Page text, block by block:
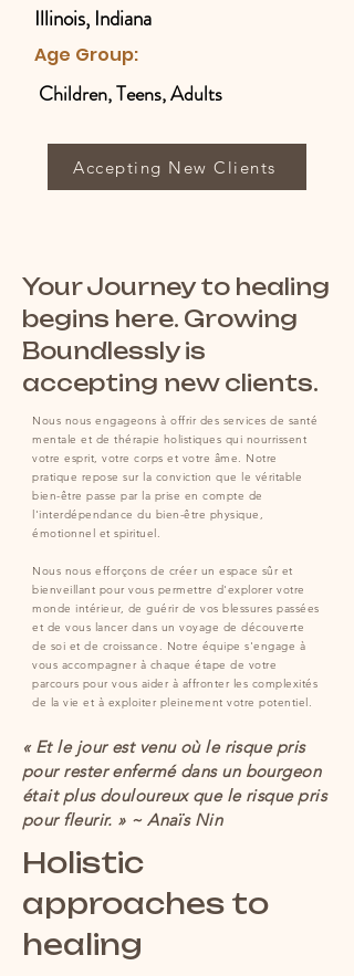
Illinois, Indiana
Age Group:
Children, Teens, Adults
Accepting New Clients
Your Journey to healing
begins here. Growing
Boundlessly is
accepting new clients.
Nous nous engageons à offrir des services de santé
mentale et de thérapie holistiques qui nourrissent
votre esprit, votre corps et votre âme. Notre
pratique repose sur la conviction que le véritable
bien-être passe par la prise en compte de
l'interdépendance du bien-être physique,
émotionnel et spirituel.
Nous nous efforçons de créer un espace sûr et
bienveillant pour vous permettre d'explorer votre
monde intérieur, de guérir de vos blessures passées
et de vous lancer dans un voyage de découverte
de soi et de croissance. Notre équipe s'engage à
vous accompagner à chaque étape de votre
parcours pour vous aider à affronter les complexités
de la vie et à exploiter pleinement votre potentiel.
« Et le jour est venu où le risque pris
pour rester enfermé dans un bourgeon
était plus douloureux que le risque pris
pour fleurir. » ~ Anaïs Nin
Holistic
approaches to
healing